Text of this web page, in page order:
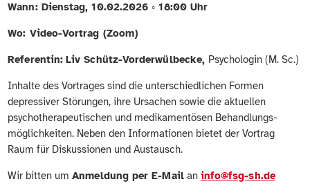
Wann: Dienstag, 10.02.2026 ◦ 18:00 Uhr
Wo: Video-Vortrag (Zoom)
Referentin: Liv Schütz-Vorderwülbecke, Psychologin (M. Sc.)
Inhalte des Vortrages sind die unterschiedlichen Formen
depressiver Störungen, ihre Ursachen sowie die aktuellen
psychotherapeutischen und medikamentösen Behandlungs-
möglichkeiten. Neben den Informationen bietet der Vortrag
Raum für Diskussionen und Austausch.
Wir bitten umAnmeldung per E-Mailan info@fsg-sh.de